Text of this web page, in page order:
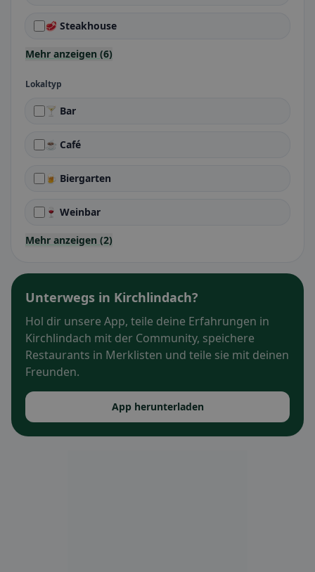
🥩 Steakhouse
Mehr anzeigen (6)
Lokaltyp
🍸 Bar
☕ Café
🍺 Biergarten
🍷 Weinbar
Mehr anzeigen (2)
Unterwegs in Kirchlindach?
Hol dir unsere App, teile deine Erfahrungen in
Kirchlindach mit der Community, speichere
Restaurants in Merklisten und teile sie mit deinen
Freunden.
App herunterladen